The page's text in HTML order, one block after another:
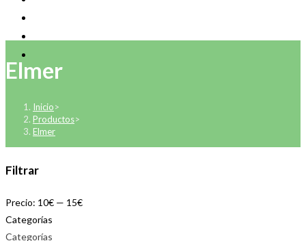
Elmer
Inicio>
Productos>
Elmer
Filtrar
Precio: 10€ — 15€
Categorías
Categorías